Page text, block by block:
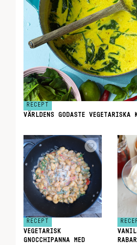
RECEPT
VÄRLDENS GODASTE VEGETARISKA
RECEPT
VEGETARISK
GNOCCHIPANNA MED